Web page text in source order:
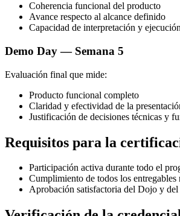
Coherencia funcional del producto
Avance respecto al alcance definido
Capacidad de interpretación y ejecución
Demo Day — Semana 5
Evaluación final que mide:
Producto funcional completo
Claridad y efectividad de la
Justificación de decisiones técnicas y
Requisitos para la
Participación activa durante todo el
Cumplimiento de todos los entregables
Aprobación satisfactoria del Dojo y